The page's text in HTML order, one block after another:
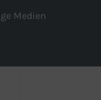
Medien